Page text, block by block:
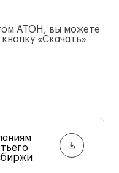
АТОН, вы можете
«Скачать»